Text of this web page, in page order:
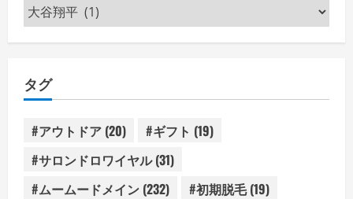
カ
テ
ー
タグ
#アウトドア (20) #ギフト (19)
#サロンドロワイヤル(31)
#ムームードメイン (232) #初期脱毛(19)